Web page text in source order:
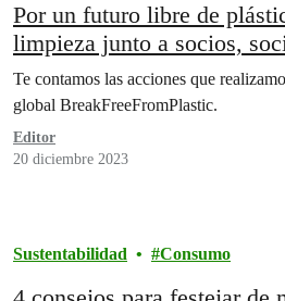
Por un futuro libre de
limpieza junto a socios,
organizaciones aliadas
Te contamos las acciones que
global BreakFreeFromPlastic.
Editor
20 diciembre 2023
Sustentabilidad Consumo